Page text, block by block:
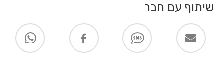
שיתוף עם חבר